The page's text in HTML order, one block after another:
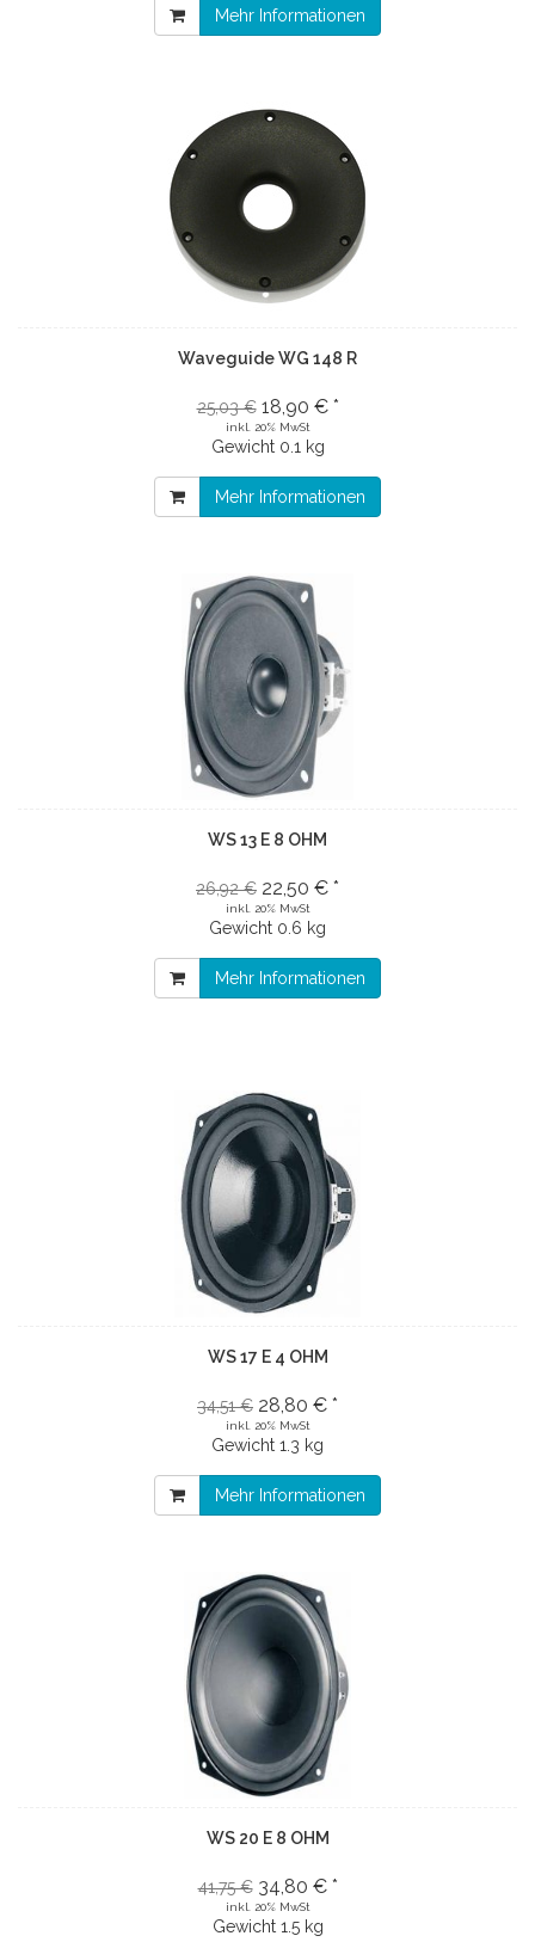
Mehr Informationen
Waveguide WG 148 R
25,03 € 18,90 € *
inkl. 20% MwSt
Gewicht 0.1 kg
Mehr Informationen
WS 13 E 8 OHM
26,92 € 22,50 € *
inkl. 20% MwSt
Gewicht 0.6 kg
Mehr Informationen
WS 17 E 4 OHM
34,51 € 28,80 € *
inkl. 20% MwSt
Gewicht 1.3 kg
Mehr Informationen
WS 20 E 8 OHM
41,75 € 34,80 € *
inkl. 20% MwSt
Gewicht 1.5 kg